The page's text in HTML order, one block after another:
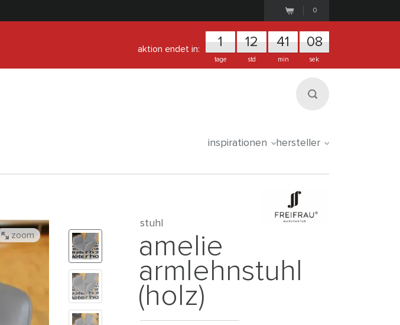
0
aktion endet in: 1
tage
12
std
41
min
07
sek
inspirationen hersteller
zoom
stuhl
amelie
armlehnstuhl
(holz)